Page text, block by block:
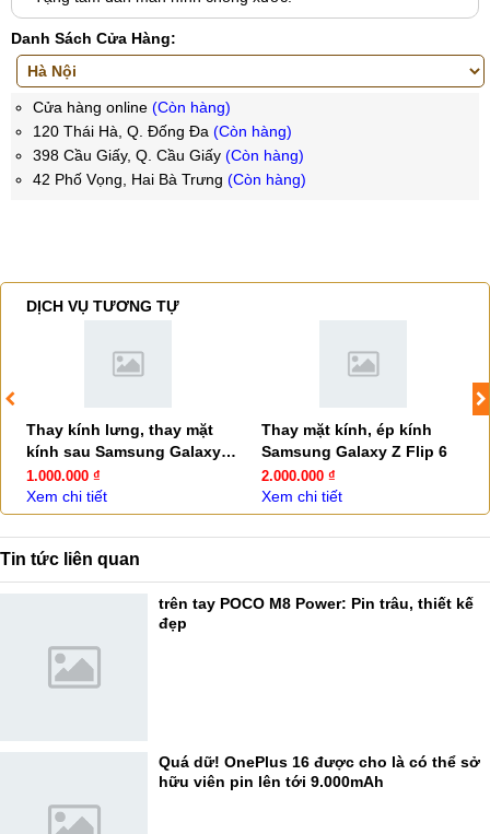
Danh Sách Cửa Hàng:
Cửa hàng online (Còn hàng)
120 Thái Hà, Q. Đống Đa (Còn hàng)
398 Cầu Giấy, Q. Cầu Giấy (Còn hàng)
42 Phố Vọng, Hai Bà Trưng (Còn hàng)
DỊCH VỤ TƯƠNG TỰ
Thay kính lưng, thay mặt
kính sau Samsung Galaxy Z
Flip 6
1.000.000 ₫
Xem chi tiết
Thay mặt kính, ép kính
Samsung Galaxy Z Flip 6
2.000.000 ₫
Xem chi tiết
Tin tức liên quan
trên tay POCO M8 Power: Pin trâu, thiết kế
đẹp
Quá dữ! OnePlus 16 được cho là có thể sở
hữu viên pin lên tới 9.000mAh